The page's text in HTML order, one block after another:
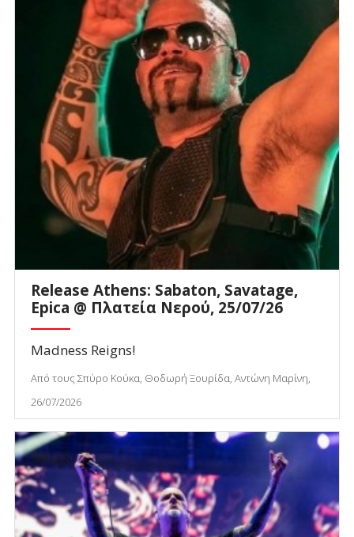
Release Athens: Sabaton, Savatage,
Epica @ Πλατεία Νερού, 25/07/26
Madness Reigns!
Από τους Σπύρο Κούκα, Θοδωρή Ξουρίδα, Αντώνη Μαρίνη,
26/07/2026